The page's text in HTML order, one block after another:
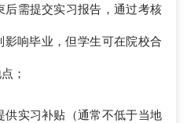
后需提交实习报告，通过考核
响毕业，但学生可在院校合
；
供实习补贴（通常不低于当地